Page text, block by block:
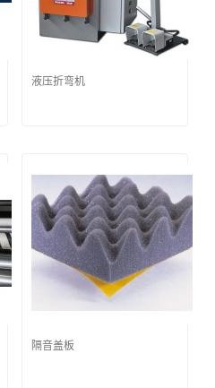
液压折弯机
隔音盖板